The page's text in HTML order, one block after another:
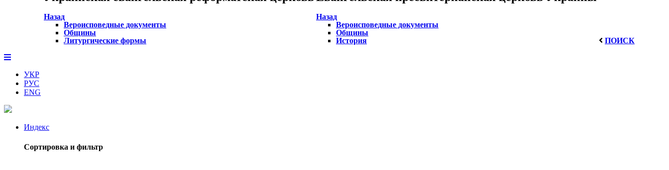
Назад
Вероисповедные документы
Общины
Литургические формы
Назад
Вероисповедные документы
Общины
История
ПОИСК
УКР
РУС
ENG
Индекс
Сортировка и фильтр